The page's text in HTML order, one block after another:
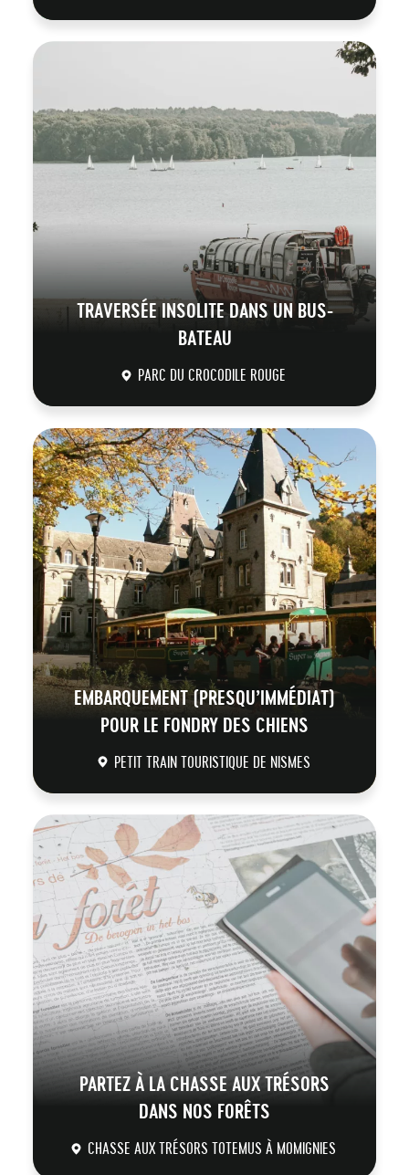
TRAVERSÉE INSOLITE DANS UN BUS-
BATEAU
PARC DU CROCODILE ROUGE
EMBARQUEMENT (PRESQU’IMMÉDIAT)
POUR LE FONDRY DES CHIENS
PETIT TRAIN TOURISTIQUE DE NISMES
PARTEZ À LA CHASSE AUX TRÉSORS
DANS NOS FORÊTS
CHASSE AUX TRÉSORS TOTEMUS À MOMIGNIES